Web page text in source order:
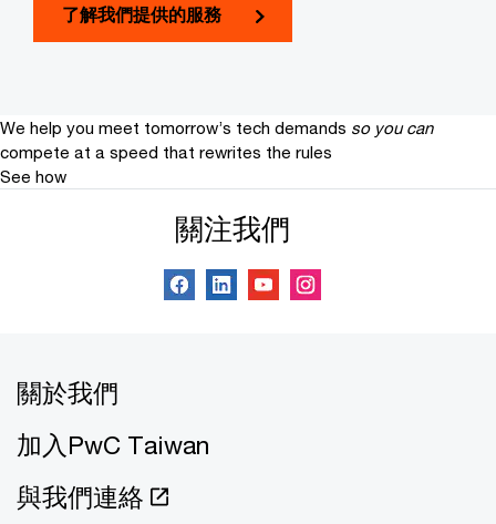
了解我們提供的服務
We help you meet tomorrow’s tech demands so you can
compete at a speed that rewrites the rules
See how
關注我們
關於我們
加入PwC Taiwan
與我們連絡